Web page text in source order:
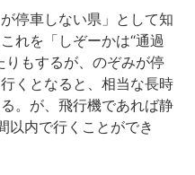
停車しない県」として知
れを「しぞーかは“通過
りもするが、のぞみが停
くとなると、相当な長時
。が、飛行機であれば静
以内で行くことができ